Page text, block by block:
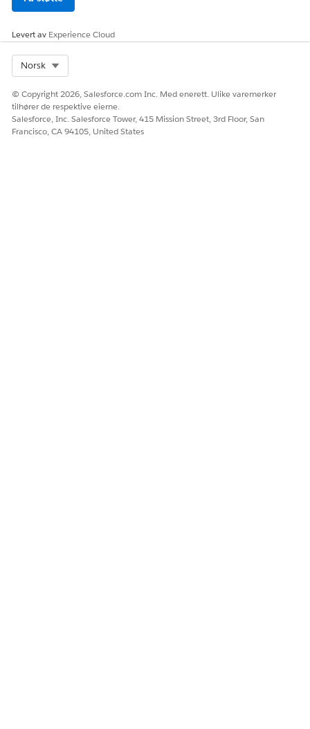
HJALP DENNE ARTIKKELEN MED Å LØSE PROBLEMET DITT?
La oss få vite det slik at vi kan forbedre!
Levert av Experience Cloud
Norsk
© Copyright 2026, Salesforce.com Inc. Med enerett. Ulike varemerker
tilhører de respektive eierne.
Salesforce, Inc. Salesforce Tower, 415 Mission Street, 3rd Floor, San
Francisco, CA 94105, United States